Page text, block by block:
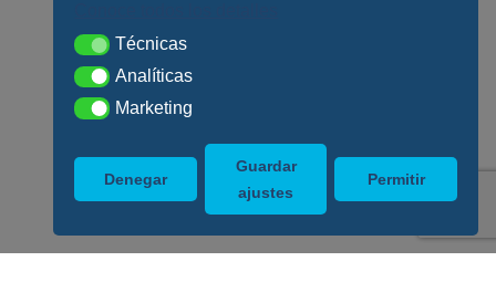
TécnicasTécnicas
AnalíticasAnalíticas
MarketingMarketing
Denegar
Guardar
ajustes
Permitir